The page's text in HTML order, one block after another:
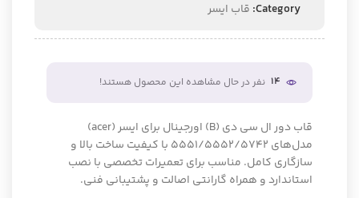
Category: قاب ایسر
14 نفر در حال مشاهده این محصول هستند!
قاب دور ال سی دی (B) اورجینال برای ایسر (acer)
مدل‌های 5551/5552/5742 با کیفیت ساخت بالا و
سازگاری کامل. مناسب برای تعمیرات تخصصی با نصب
استاندارد و همراه گارانتی اصالت و پشتیبانی فنی.